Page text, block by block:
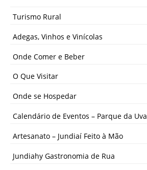
Turismo Rural
Adegas, Vinhos e Vinícolas
Onde Comer e Beber
O Que Visitar
Onde se Hospedar
Calendário de Eventos – Parque da Uva
Artesanato – Jundiaí Feito à Mão
Jundiahy Gastronomia de Rua